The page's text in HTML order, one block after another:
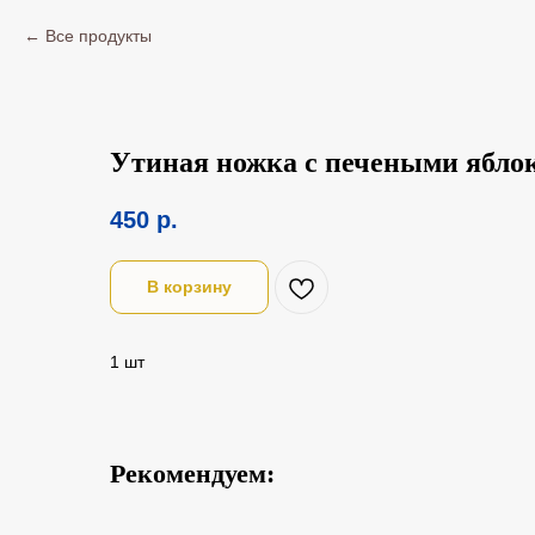
Все продукты
Утиная ножка с печеными
450 р.
В корзину
1 шт
Рекомендуем: